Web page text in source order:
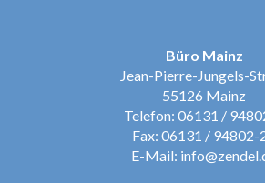
Büro Mainz
Jean-Pierre-Jungels-
55126 Mainz
Telefon: 06131 /
Fax: 06131 / 94802-
E-Mail: